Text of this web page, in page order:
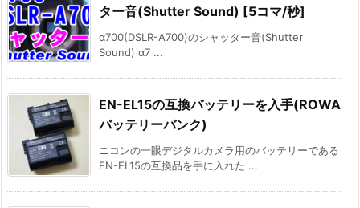
ター音(Shutter Sound) [5コマ/秒]
α700(DSLR-A700)のシャッター音(Shutter
Sound) α7 ...
EN-EL15の互換バッテリーを入手(ROWA
バッテリーバンク)
ニコンの一眼デジタルカメラ用のバッテリーである
EN-EL15の互換品を手に入れた ...